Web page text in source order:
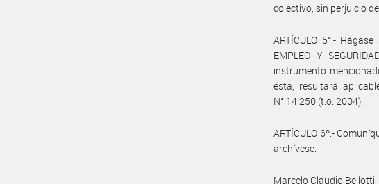
colectivo, sin perjuicio
ARTÍCULO 5°.-
EMPLEO Y
instrumento
ésta, resultará
N° 14.250 (t.o. 2004).
ARTÍCULO 6º.-
archívese.
Marcelo Claudio Bellotti